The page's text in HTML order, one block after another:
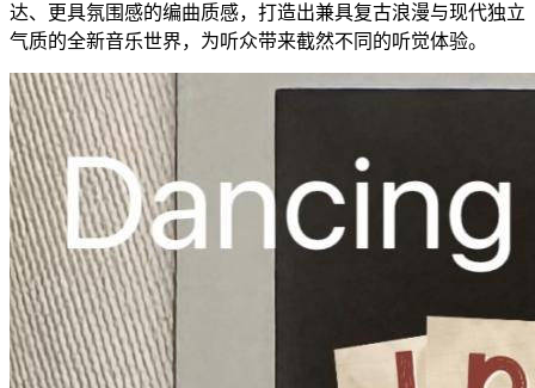
达、更具氛围感的编曲质感，打造出兼具复古浪漫与现代独立
气质的全新音乐世界，为听众带来截然不同的听觉体验。